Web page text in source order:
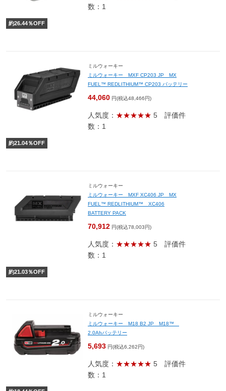
数：1
約26.44％OFF
ミルウォーキー
ミルウォーキー MXF CP203 JP MX
FUEL™ REDLITHIUM™ CP203 バッテリー
44,060 円(税込48,466円)
人気度： ★★★★★ 5 評価件
数：1
約21.04％OFF
ミルウォーキー
ミルウォーキー MXF XC406 JP MX
FUEL™ REDLITHIUM™ XC406
BATTERY PACK
70,912 円(税込78,003円)
人気度： ★★★★★ 5 評価件
数：1
約21.03％OFF
ミルウォーキー
ミルウォーキー M18 B2 JP M18™
2.0Ahバッテリー
5,693 円(税込6,262円)
人気度： ★★★★★ 5 評価件
数：1